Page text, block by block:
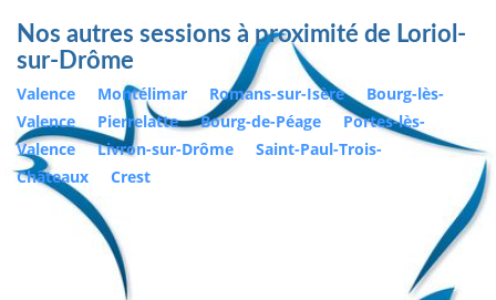
Nos autres sessions à proximité de Loriol-
sur-Drôme
Valence Montélimar Romans-sur-Isère
Bourg-lès-
Valence
Pierrelatte Bourg-de-Péage
Portes-lès-
Valence
Livron-sur-Drôme
Saint-Paul-Trois-
Châteaux
Crest